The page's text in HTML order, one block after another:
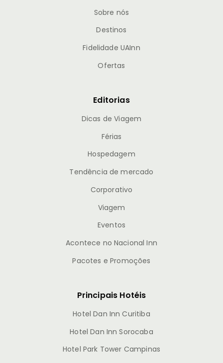
Sobre nós
Destinos
Fidelidade UAInn
Ofertas
Editorias
Dicas de Viagem
Férias
Hospedagem
Tendência de mercado
Corporativo
Viagem
Eventos
Acontece no Nacional Inn
Pacotes e Promoções
Principais Hotéis
Hotel Dan Inn Curitiba
Hotel Dan Inn Sorocaba
Hotel Park Tower Campinas